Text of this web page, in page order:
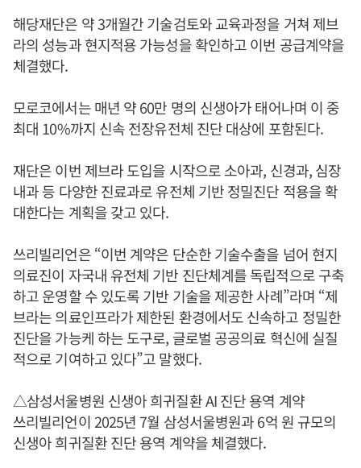
해당재단은 약 3개월간 기술검토와 교육과정을 거쳐 제브
라의 성능과 현지적용 가능성을 확인하고 이번 공급계약을
체결했다.
모로코에서는 매년 약 60만 명의 신생아가 태어나며 이 중
최대 10%까지 신속 전장유전체 진단 대상에 포함된다.
재단은 이번 제브라 도입을 시작으로 소아과, 신경과, 심장
내과 등 다양한 진료과로 유전체 기반 정밀진단 적용을 확
대한다는 계획을 갖고 있다.
쓰리빌리언은 “이번 계약은 단순한 기술수출을 넘어 현지
의료진이 자국내 유전체 기반 진단체계를 독립적으로 구축
하고 운영할 수 있도록 기반 기술을 제공한 사례”라며 “제
브라는 의료인프라가 제한된 환경에서도 신속하고 정밀한
진단을 가능케 하는 도구로, 글로벌 공공의료 혁신에 실질
적으로 기여하고 있다”고 말했다.
△삼성서울병원 신생아 희귀질환 AI 진단 용역 계약
쓰리빌리언이 2025년 7월 삼성서울병원과 6억 원 규모의
신생아 희귀질환 진단 용역 계약을 체결했다.